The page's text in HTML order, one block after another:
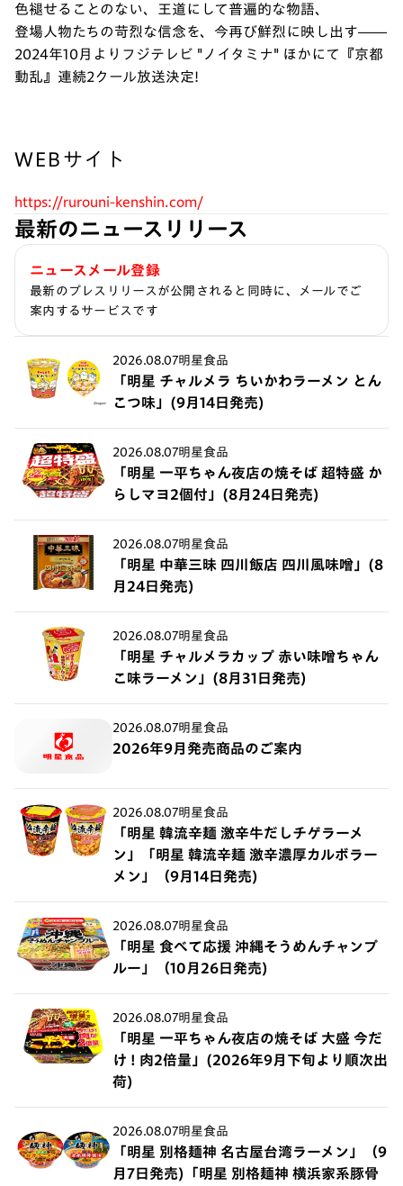
色褪せることのない、王道にして普遍的な物語、
登場人物たちの苛烈な信念を、今再び鮮烈に映し出す――
2024年10月よりフジテレビ "ノイタミナ" ほかにて『京都
動乱』連続2クール放送決定!
WEBサイト
https://rurouni-kenshin.com/
最新のニュースリリース
ニュースメール登録
最新のプレスリリースが公開されると同時に、メールでご
案内するサービスです
2026.08.07明星食品
「明星 チャルメラ ちいかわラーメン とん
こつ味」(9月14日発売)
2026.08.07明星食品
「明星 一平ちゃん夜店の焼そば 超特盛 か
らしマヨ2個付」(8月24日発売)
2026.08.07明星食品
「明星 中華三昧 四川飯店 四川風味噌」(8
月24日発売)
2026.08.07明星食品
「明星 チャルメラカップ 赤い味噌ちゃん
こ味ラーメン」(8月31日発売)
2026.08.07明星食品
2026年9月発売商品のご案内
2026.08.07明星食品
「明星 韓流辛麺 激辛牛だしチゲラーメ
ン」「明星 韓流辛麺 激辛濃厚カルボラー
メン」（9月14日発売)
2026.08.07明星食品
「明星 食べて応援 沖縄そうめんチャンプ
ルー」（10月26日発売)
2026.08.07明星食品
「明星 一平ちゃん夜店の焼そば 大盛 今だ
け ! 肉2倍量」(2026年9月下旬より順次出
荷)
2026.08.07明星食品
「明星 別格麺神 名古屋台湾ラーメン」（9
月7日発売)「明星 別格麺神 横浜家系豚骨